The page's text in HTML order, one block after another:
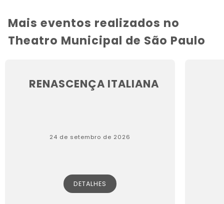
Mais eventos realizados no
Theatro Municipal de São Paulo
RENASCENÇA ITALIANA
24 de setembro de 2026
DETALHES